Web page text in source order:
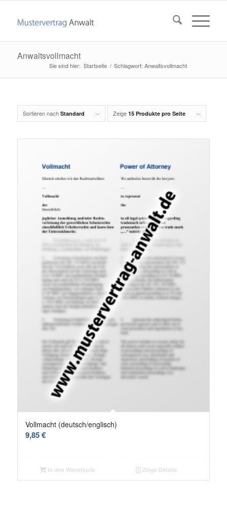
Anwaltsvollmacht
Startseite / Schlagwort: Anwaltsvollmacht
Sortieren nach Standard Zeige 15 Produkte pro Seite
Vollmacht (deutsch/englisch)
9,85€
In den Warenkorb Zeige Details